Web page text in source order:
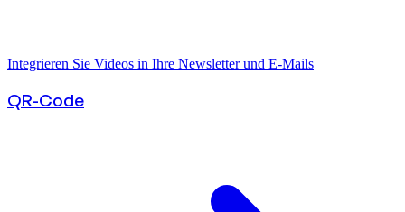
Integrieren Sie Videos in Ihre Newsletter und E-Mails
QR-Code